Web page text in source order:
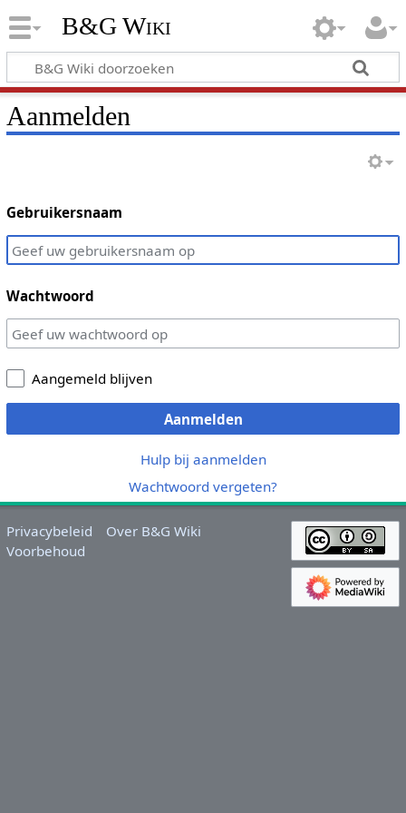
B&G Wiki
Aanmelden
Gebruikersnaam
Wachtwoord
Aangemeld blijven
Aanmelden
Hulp bij aanmelden
Wachtwoord vergeten?
Privacybeleid
Over B&G Wiki
Voorbehoud